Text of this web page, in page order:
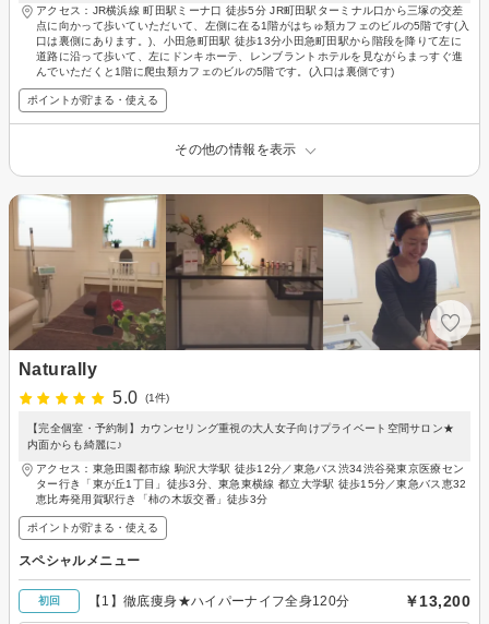
アクセス：JR横浜線 町田駅ミーナ口 徒歩5分 JR町田駅ターミナル口から三塚の交差
点に向かって歩いていただいて、左側に在る1階がはちゅ類カフェのビルの5階です(入
口は裏側にあります。)、小田急町田駅 徒歩13分小田急町田駅から階段を降りて左に
道路に沿って歩いて、左にドンキホーテ、レンブラントホテルを見ながらまっすぐ進
んでいただくと1階に爬虫類カフェのビルの5階です。(入口は裏側です)
ポイントが貯まる・使える
その他の情報を表示
Naturally
5.0
(1件)
【完全個室・予約制】カウンセリング重視の大人女子向けプライベート空間サロン★
内面からも綺麗に♪
アクセス：東急田園都市線 駒沢大学駅 徒歩12分／東急バス渋34渋谷発東京医療セン
ター行き「東が丘1丁目」徒歩3分、東急東横線 都立大学駅 徒歩15分／東急バス恵32
恵比寿発用賀駅行き「柿の木坂交番」徒歩3分
ポイントが貯まる・使える
スペシャルメニュー
初回 【1】徹底痩身★ハイパーナイフ全身120分 ￥13,200